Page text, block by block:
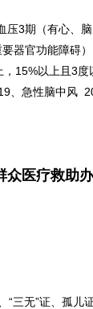
压3期（有心、
器官功能障碍
15%以上且3度
、急性脑中风
众医疗救助
“三无”证、孤儿